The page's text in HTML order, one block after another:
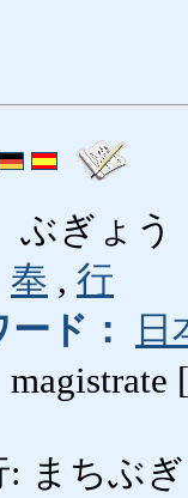
ぶぎょう
奉 , 行
ド：
日
magistrate
まちぶぎ